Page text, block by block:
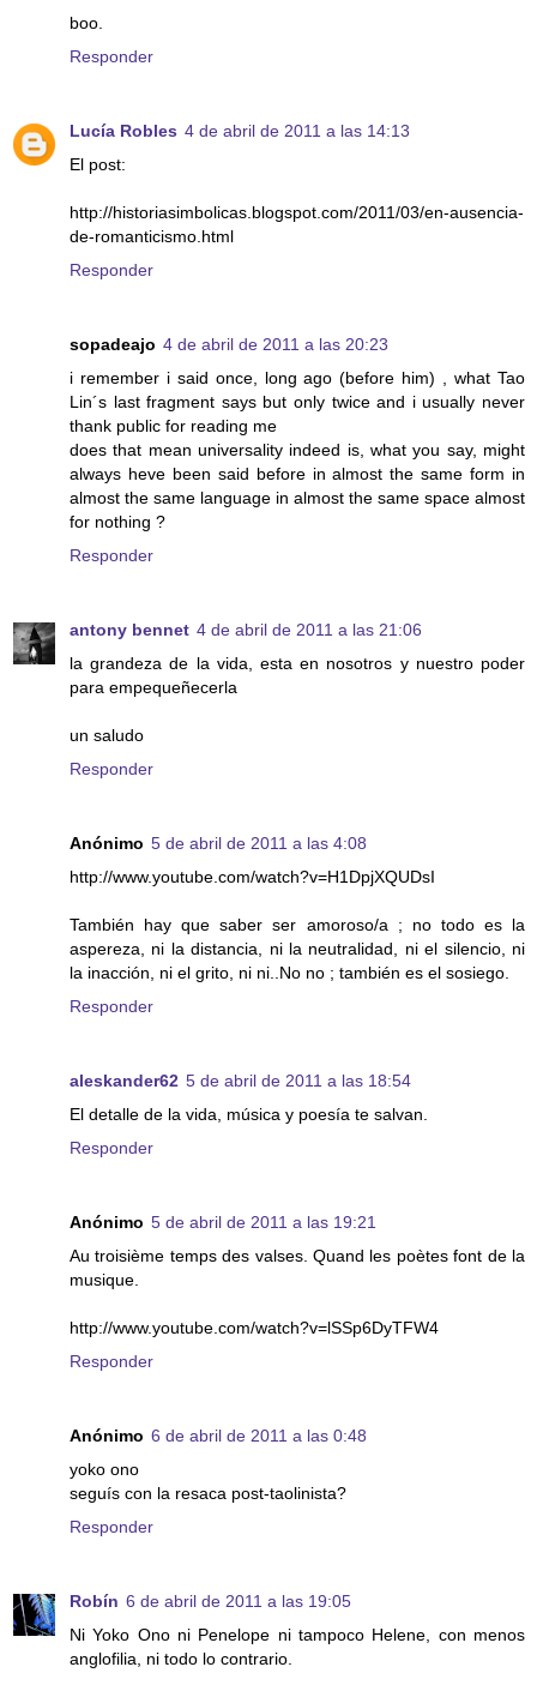
boo.
Responder
Lucía Robles 4 de abril de 2011 a las 14:13
El post:
http://historiasimbolicas.blogspot.com/2011/03/en-ausencia-
de-romanticismo.html
Responder
sopadeajo 4 de abril de 2011 a las 20:23
i remember i said once, long ago (before him) , what Tao
Lin´s last fragment says but only twice and i usually never
thank public for reading me
does that mean universality indeed is, what you say, might
always heve been said before in almost the same form in
almost the same language in almost the same space almost
for nothing ?
Responder
antony bennet 4 de abril de 2011 a las 21:06
la grandeza de la vida, esta en nosotros y nuestro poder
para empequeñecerla
un saludo
Responder
Anónimo 5 de abril de 2011 a las 4:08
http://www.youtube.com/watch?v=H1DpjXQUDsI
También hay que saber ser amoroso/a ; no todo es la
aspereza, ni la distancia, ni la neutralidad, ni el silencio, ni
la inacción, ni el grito, ni ni..No no ; también es el sosiego.
Responder
aleskander62 5 de abril de 2011 a las 18:54
El detalle de la vida, música y poesía te salvan.
Responder
Anónimo 5 de abril de 2011 a las 19:21
Au troisième temps des valses. Quand les poètes font de la
musique.
http://www.youtube.com/watch?v=lSSp6DyTFW4
Responder
Anónimo 6 de abril de 2011 a las 0:48
yoko ono
seguís con la resaca post-taolinista?
Responder
Robín 6 de abril de 2011 a las 19:05
Ni Yoko Ono ni Penelope ni tampoco Helene, con menos
anglofilia, ni todo lo contrario.